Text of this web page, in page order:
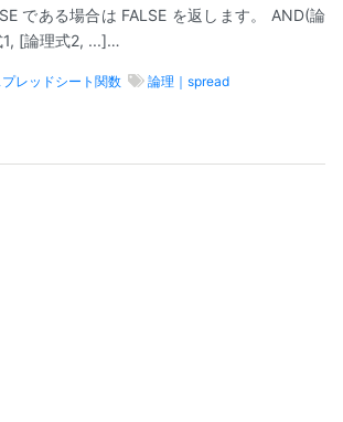
である場合は FALSE を返します。 AND(論
1, [論理式2, ...]…
プレッドシート関数 論理｜spread